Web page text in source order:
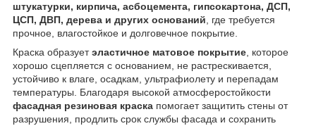
штукатурки, кирпича, асбоцемента, гипсокартона, ДСП,
ЦСП, ДВП, дерева и других оснований, где требуется
прочное, влагостойкое и долговечное покрытие.
Краска образуетэластичное матовое покрытие, которое
хорошо сцепляется с основанием, не растрескивается,
устойчиво к влаге, осадкам, ультрафиолету и перепадам
температуры. Благодаря высокой атмосферостойкости
фасадная резиновая краска помогает защитить стены от
разрушения, продлить срок службы фасада и сохранить